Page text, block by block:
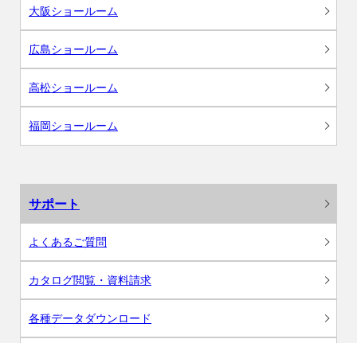
大阪ショールーム
広島ショールーム
高松ショールーム
福岡ショールーム
サポート
よくあるご質問
カタログ閲覧・資料請求
各種データダウンロード